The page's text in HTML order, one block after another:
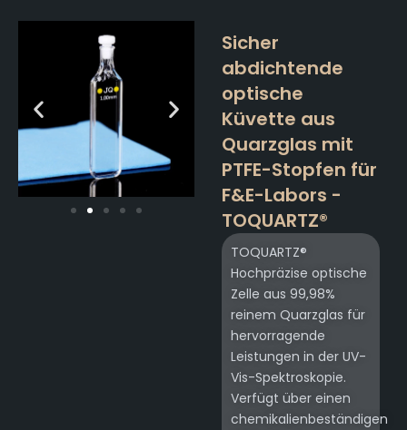
Sicher
abdichtende
optische
Küvette aus
Quarzglas mit
PTFE-Stopfen für
F&E-Labors -
TOQUARTZ®
TOQUARTZ®
Hochpräzise optische
Zelle aus 99,98%
reinem Quarzglas für
hervorragende
Leistungen in der UV-
Vis-Spektroskopie.
Verfügt über einen
chemikalienbeständigen